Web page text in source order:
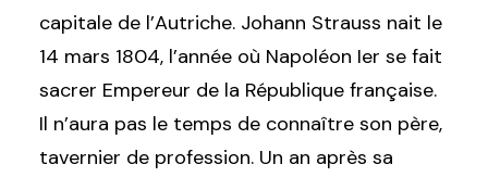
capitale de l’Autriche. Johann Strauss nait le
14 mars 1804, l’année où Napoléon Ier se fait
sacrer Empereur de la République française.
Il n’aura pas le temps de connaître son père,
tavernier de profession. Un an après sa